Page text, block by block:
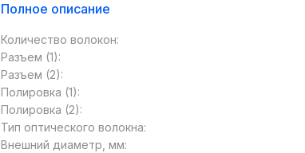
(«пигтейл») используется для
качестве коннектора может
тип – SC, FC, LC, ST и т.д. Также
разными типами коннекторов. Такие
сетевого оборудования, использующего
стандартов.
Полное описание
Количество волокон:
Разъем (1):
Разъем (2):
Полировка (1):
Полировка (2):
Тип оптического волокна:
Внешний диаметр, мм: